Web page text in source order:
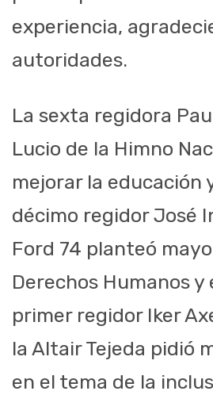
experiencia,
autoridades.
La sexta regidora
Lucio de la Himno
mejorar la educación
décimo regidor José
Ford 74 planteó
Derechos Humanos y
primer regidor Iker
la Altair Tejeda pidió
en el tema de la